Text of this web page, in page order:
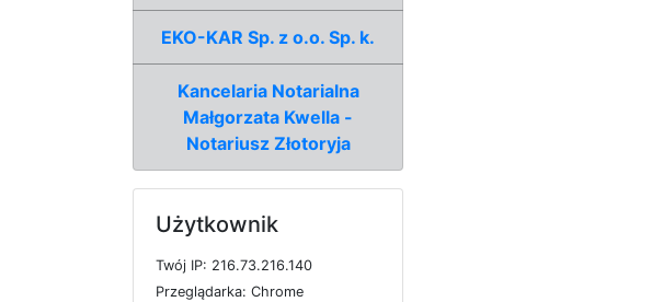
EKO-KAR Sp. z o.o. Sp. k.
Kancelaria Notarialna
Małgorzata Kwella -
Notariusz Złotoryja
Użytkownik
Twój IP: 216.73.216.140
Przeglądarka: Chrome